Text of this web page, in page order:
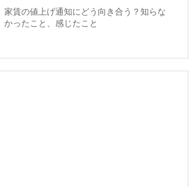
家賃の値上げ通知にどう向き合う？知らな
かったこと、感じたこと